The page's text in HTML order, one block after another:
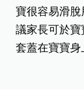
寶很容易滑
議家長可於
套蓋在寶寶身